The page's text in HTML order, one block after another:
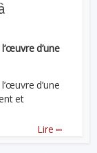
d’une
d’une
et
Lire ...